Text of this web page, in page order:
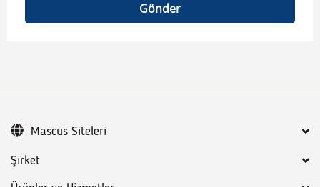
Gönder
Şirket
Mascus Siteleri